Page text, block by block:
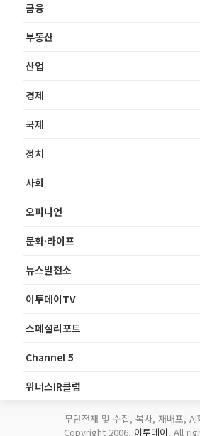
금융
부동산
산업
경제
국제
정치
사회
오피니언
문화·라이프
뉴스발전소
이투데이TV
스페셜리포트
Channel 5
위너스IR클럽
무단전재 및 수집, 복사, 재배포, AI
Copyright 2006. 이투데이. All